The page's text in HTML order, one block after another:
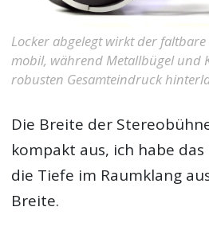
Locker abgelegt wirkt der
mobil, während Metallbügel und
robusten Gesamteindruck
Die Breite der
kompakt aus, ich habe
die Tiefe im Raumklang
Breite.